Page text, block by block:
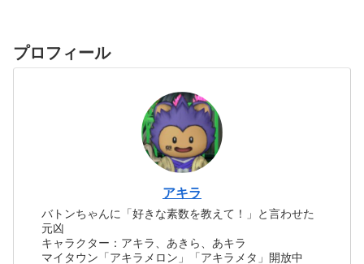
プロフィール
アキラ
バトンちゃんに「好きな素数を教えて！」と言わせた
元凶
キャラクター：アキラ、あきら、あキラ
マイタウン「アキラメロン」「アキラメタ」開放中